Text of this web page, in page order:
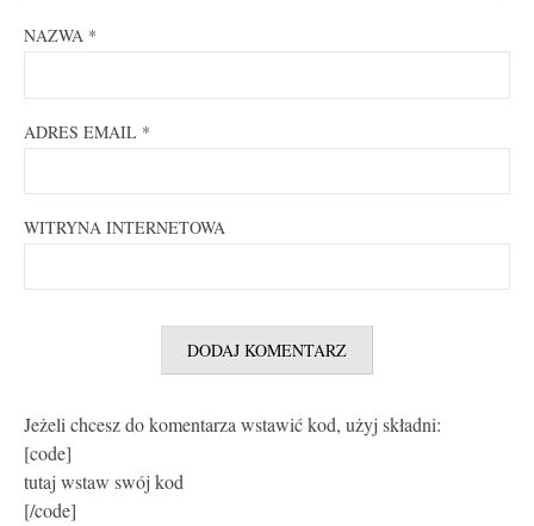
NAZWA *
ADRES EMAIL *
WITRYNA INTERNETOWA
Jeżeli chcesz do komentarza wstawić kod, użyj składni:
[code]
tutaj wstaw swój kod
[/code]